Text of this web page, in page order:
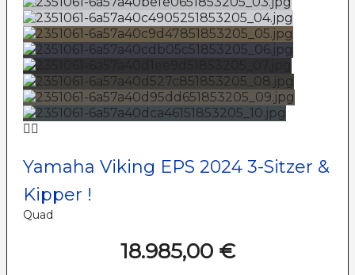
Yamaha Viking EPS 2024 3-Sitzer &
Kipper !
Quad
18.985,00 €